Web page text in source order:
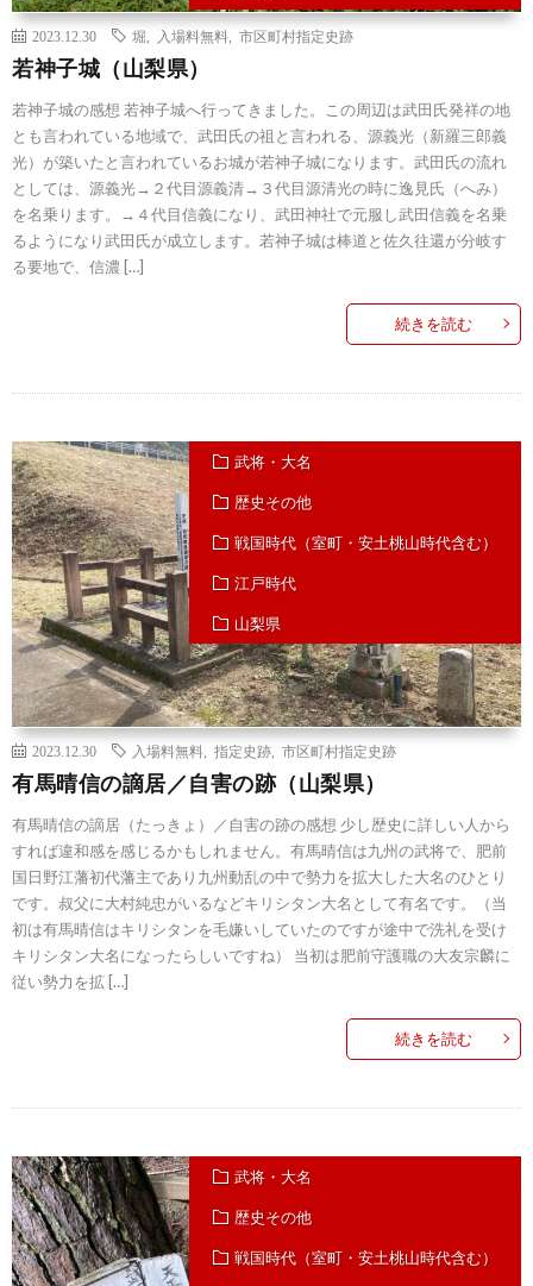
2023.12.30 堀 入場料無料 市区町村指定史跡
若神子城（山梨県）
若神子城の感想 若神子城へ行ってきました。この周辺は武田氏発祥の地
とも言われている地域で、武田氏の祖と言われる、源義光（新羅三郎義
光）が築いたと言われているお城が若神子城になります。武田氏の流れ
としては、源義光→２代目源義清→３代目源清光の時に逸見氏（へみ）
を名乗ります。→４代目信義になり、武田神社で元服し武田信義を名乗
るようになり武田氏が成立します。若神子城は棒道と佐久往還が分岐す
る要地で、信濃 […]
続きを読む
武将・大名
歴史その他
戦国時代（室町・安土桃山時代含む）
江戸時代
山梨県
2023.12.30 入場料無料 指定史跡 市区町村指定史跡
有馬晴信の謫居／自害の跡（山梨県）
有馬晴信の謫居（たっきょ）／自害の跡の感想 少し歴史に詳しい人から
すれば違和感を感じるかもしれません。有馬晴信は九州の武将で、肥前
国日野江藩初代藩主であり九州動乱の中で勢力を拡大した大名のひとり
です。叔父に大村純忠がいるなどキリシタン大名として有名です。（当
初は有馬晴信はキリシタンを毛嫌いしていたのですが途中で洗礼を受け
キリシタン大名になったらしいですね） 当初は肥前守護職の大友宗麟に
従い勢力を拡 […]
続きを読む
武将・大名
歴史その他
戦国時代（室町・安土桃山時代含む）